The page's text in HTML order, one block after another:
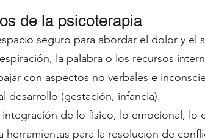
de la psicoterapia
seguro para abordar el dolor y el
la palabra o los recursos
con aspectos no verbales e
desarrollo (gestación, infancia).
integración de lo físico, lo emocional, lo
herramientas para la resolución de